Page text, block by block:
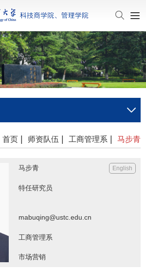
首页 师资队伍 工商管理系 马步青
马步青
特任研究员
mabuqing@ustc.edu.cn
工商管理系
市场营销
English